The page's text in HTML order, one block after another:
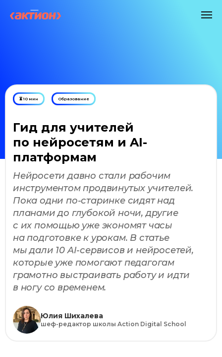
⏳ 10 мин Образование
Гид для учителей
по нейросетям и AI-
платформам
Нейросети давно стали рабочим
инструментом продвинутых учителей.
Пока одни по-старинке сидят над
планами до глубокой ночи, другие
с их помощью уже экономят часы
на подготовке к урокам. В статье
мы дали 10 AI-сервисов и нейросетей,
которые уже помогают педагогам
грамотно выстраивать работу и идти
в ногу со временем.
Юлия Шихалева
шеф-редактор школы Action Digital School